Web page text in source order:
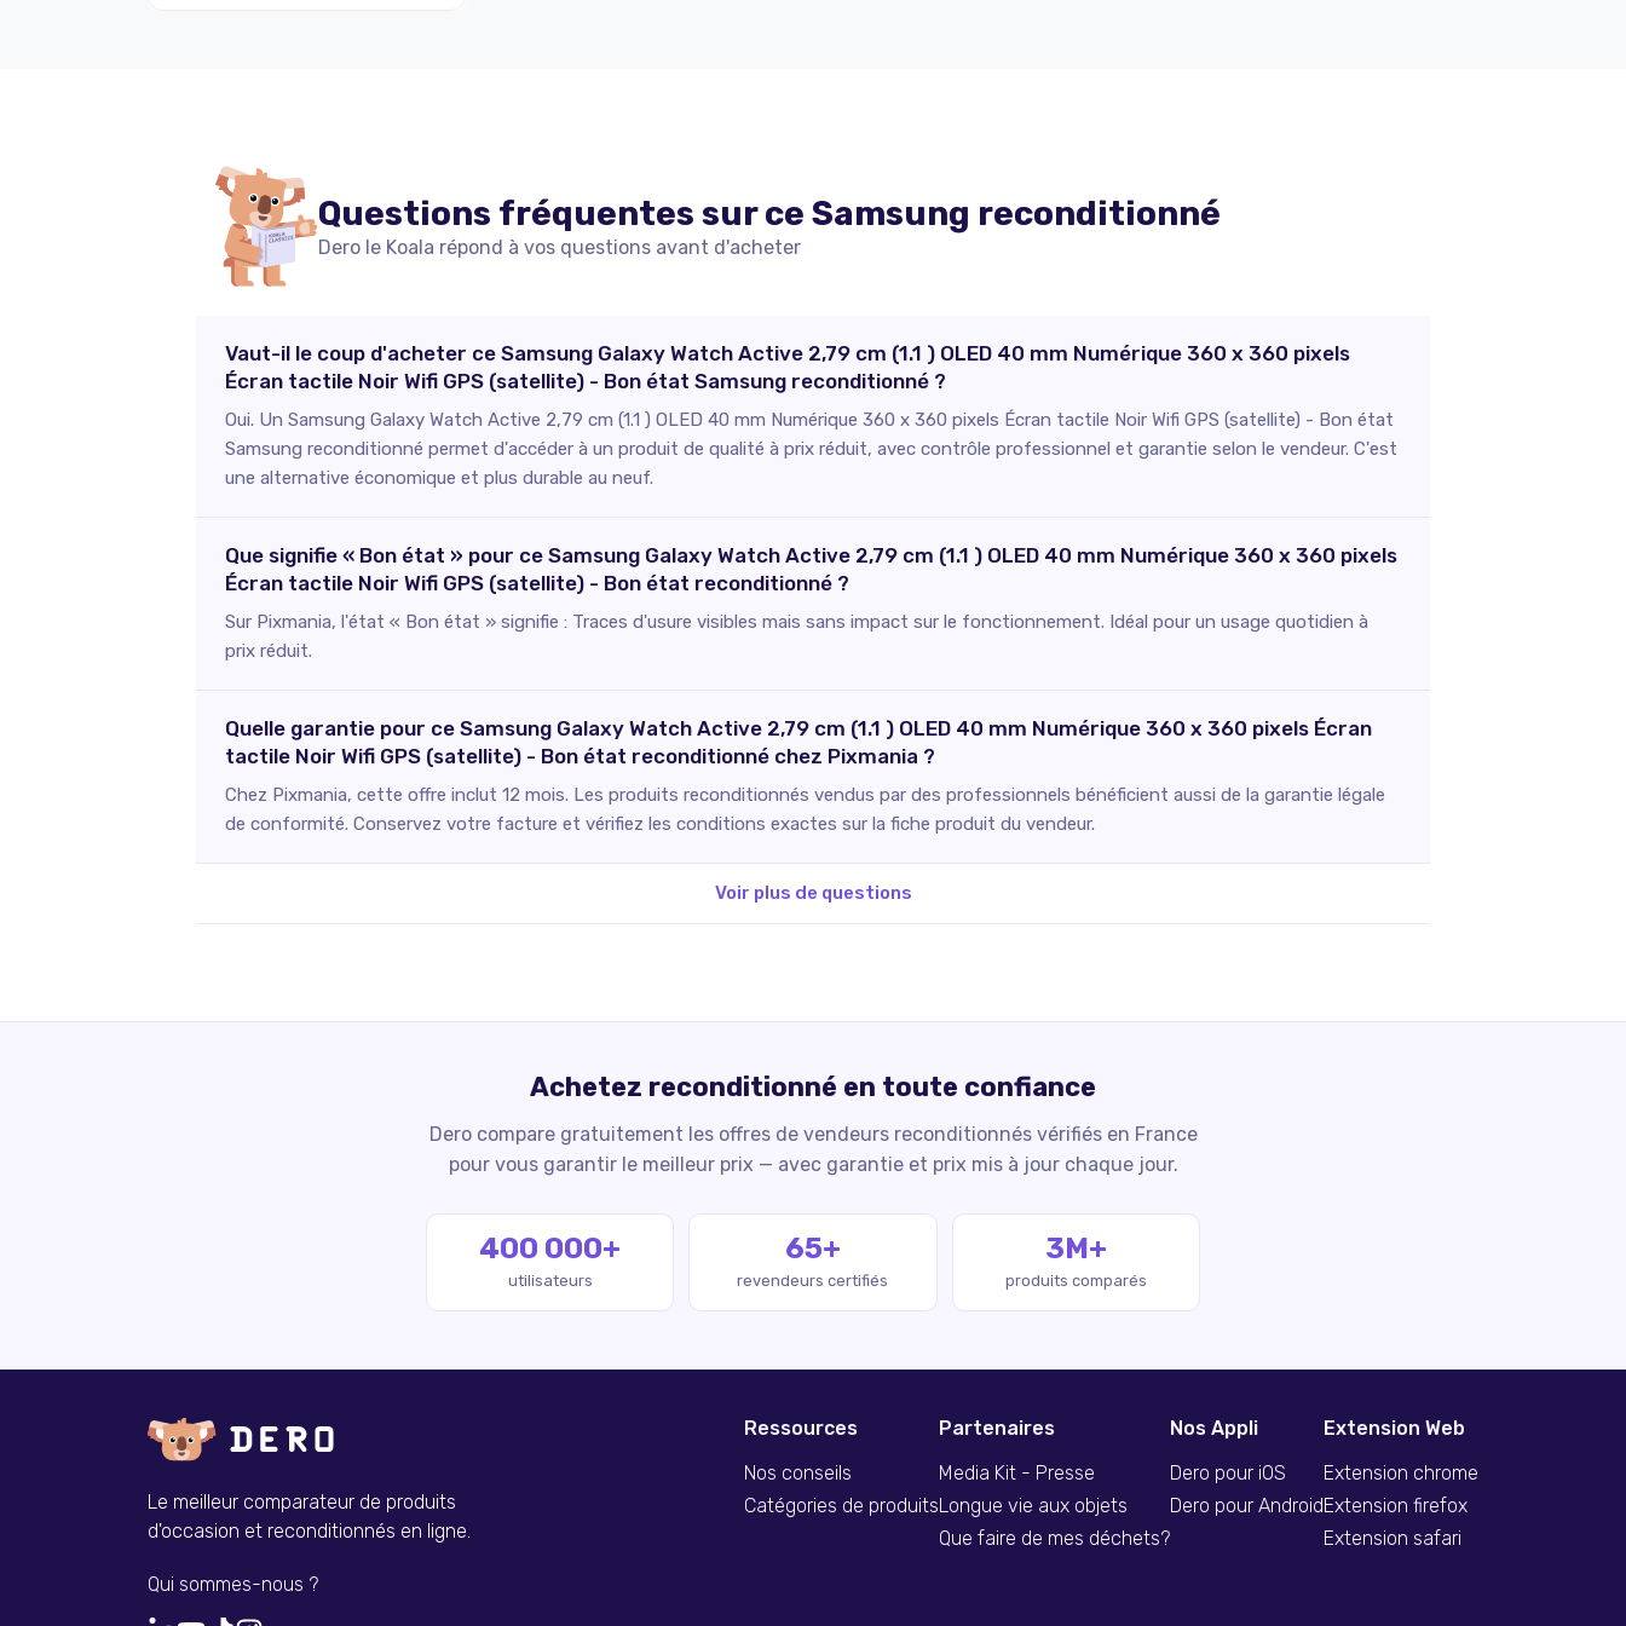
Questions fréquentes sur ce Samsung reconditionné
Dero le Koala répond à vos questions avant d'acheter
Vaut-il le coup d'acheter ce Samsung Galaxy Watch Active 2,79 cm (1.1 ) OLED 40 mm Numérique 360 x 360 pixels
Écran tactile Noir Wifi GPS (satellite) - Bon état Samsung reconditionné ?
Oui. Un Samsung Galaxy Watch Active 2,79 cm (1.1 ) OLED 40 mm Numérique 360 x 360 pixels Écran tactile Noir Wifi GPS (satellite) - Bon état
Samsung reconditionné permet d'accéder à un produit de qualité à prix réduit, avec contrôle professionnel et garantie selon le vendeur. C'est
une alternative économique et plus durable au neuf.
Que signifie « Bon état » pour ce Samsung Galaxy Watch Active 2,79 cm (1.1 ) OLED 40 mm Numérique 360 x 360 pixels
Écran tactile Noir Wifi GPS (satellite) - Bon état reconditionné ?
Sur Pixmania, l'état « Bon état » signifie : Traces d'usure visibles mais sans impact sur le fonctionnement. Idéal pour un usage quotidien à
prix réduit.
Quelle garantie pour ce Samsung Galaxy Watch Active 2,79 cm (1.1 ) OLED 40 mm Numérique 360 x 360 pixels Écran
tactile Noir Wifi GPS (satellite) - Bon état reconditionné chez Pixmania ?
Chez Pixmania, cette offre inclut 12 mois. Les produits reconditionnés vendus par des professionnels bénéficient aussi de la garantie légale
de conformité. Conservez votre facture et vérifiez les conditions exactes sur la fiche produit du vendeur.
Voir plus de questions
Achetez reconditionné en toute confiance
Dero compare gratuitement les offres de vendeurs reconditionnés vérifiés en France
pour vous garantir le meilleur prix — avec garantie et prix mis à jour chaque jour.
400 000+
utilisateurs
65+
revendeurs certifiés
3M+
produits comparés
Le meilleur comparateur de produits
d'occasion et reconditionnés en ligne.
Qui sommes-nous ?
Ressources
Nos conseils
Catégories de produits
Partenaires
Media Kit - Presse
Longue vie aux objets
Que faire de mes déchets?
Nos Appli
Dero pour iOS
Dero pour Android
Extension Web
Extension chrome
Extension firefox
Extension safari